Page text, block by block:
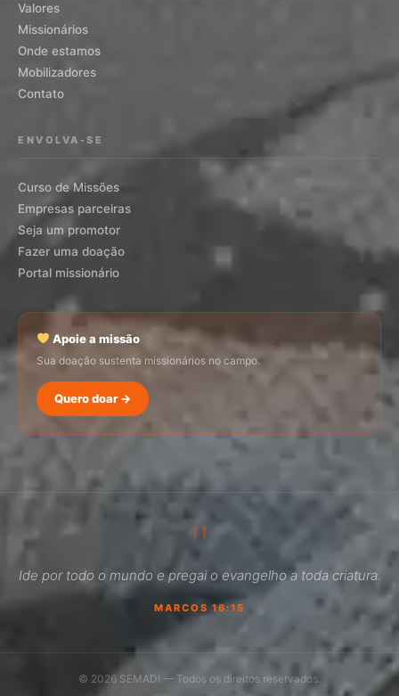
Valores
Missionários
Onde estamos
Mobilizadores
Contato
ENVOLVA-SE
Curso de Missões
Empresas parceiras
Seja um promotor
Fazer uma doação
Portal missionário
Apoie a missão
Sua doação sustenta missionários no campo.
Quero doar →
"
Ide por todo o mundo e pregai o evangelho a toda criatura.
MARCOS 16:15
© 2026 SEMADI — Todos os direitos reservados.
Como faço para doar?
Como ser um promotor?